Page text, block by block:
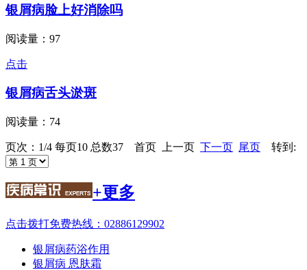
银屑病脸上好消除吗
阅读量：97
点击
银屑病舌头淤斑
阅读量：74
页次：1/4 每页10 总数37 首页 上一页 下一页 尾页 转到:
+更多
点击拨打免费热线：02886129902
银屑病药浴作用
银屑病 恩肤霜